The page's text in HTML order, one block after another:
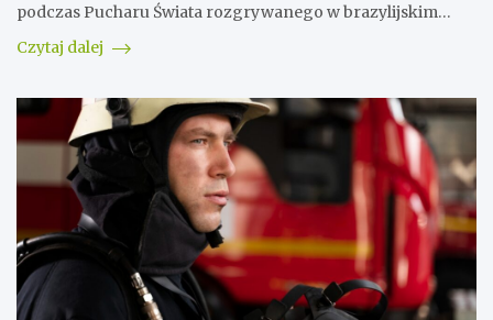
podczas Pucharu Świata rozgrywanego w brazylijskim…
Czytaj dalej